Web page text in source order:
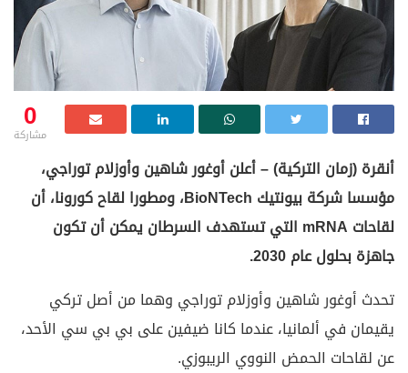
0
مشاركة
أنقرة (زمان التركية) – أعلن أوغور شاهين وأوزلام توراجي،
مؤسسا شركة بيونتيك BioNTech، ومطورا لقاح كورونا، أن
لقاحات mRNA التي تستهدف السرطان يمكن أن تكون
جاهزة بحلول عام 2030.
تحدث أوغور شاهين وأوزلام توراجي وهما من أصل تركي
يقيمان في ألمانيا، عندما كانا ضيفين على بي بي سي الأحد،
عن لقاحات الحمض النووي الريبوزي.